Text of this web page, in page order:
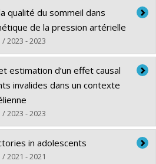
Soren
Papyrus
qualité du sommeil dans
de la pression artérielle
2023 - 2023
Papyrus
estimation d’un effet causal
invalides dans un contexte
2023 - 2023
Davidin adolescents
2021 - 2021